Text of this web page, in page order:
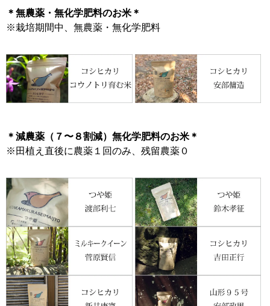
＊無農薬・無化学肥料のお米＊
※栽培期間中、無農薬・無化学肥料
＊減農薬（７〜８割減）無化学肥料のお米＊
※田植え直後に農薬１回のみ、残留農薬０